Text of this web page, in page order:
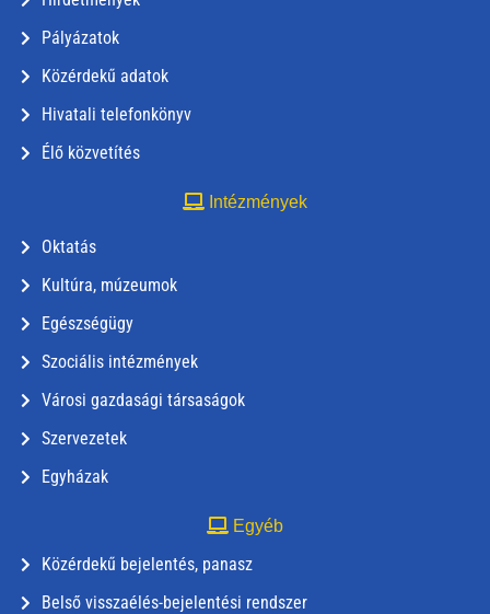
Pályázatok
Közérdekű adatok
Hivatali telefonkönyv
Élő közvetítés
Intézmények
Oktatás
Kultúra, múzeumok
Egészségügy
Szociális intézmények
Városi gazdasági társaságok
Szervezetek
Egyházak
Egyéb
Közérdekű bejelentés, panasz
Belső visszaélés-bejelentési rendszer